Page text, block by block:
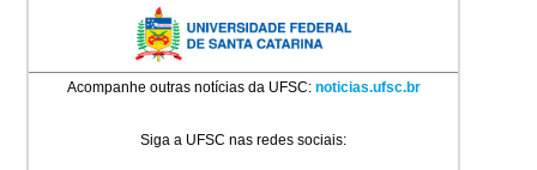
Acompanhe outras notícias da UFSC:noticias.ufsc.br
Siga a UFSC nas redes sociais: